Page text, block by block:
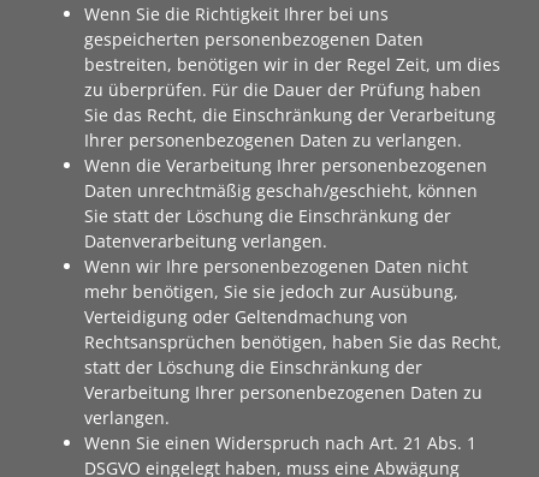
Wenn Sie die Richtigkeit Ihrer bei uns
gespeicherten personenbezogenen Daten
bestreiten, benötigen wir in der Regel Zeit, um dies
zu überprüfen. Für die Dauer der Prüfung haben
Sie das Recht, die Einschränkung der Verarbeitung
Ihrer personenbezogenen Daten zu verlangen.
Wenn die Verarbeitung Ihrer personenbezogenen
Daten unrechtmäßig geschah/geschieht, können
Sie statt der Löschung die Einschränkung der
Datenverarbeitung verlangen.
Wenn wir Ihre personenbezogenen Daten nicht
mehr benötigen, Sie sie jedoch zur Ausübung,
Verteidigung oder Geltendmachung von
Rechtsansprüchen benötigen, haben Sie das Recht,
statt der Löschung die Einschränkung der
Verarbeitung Ihrer personenbezogenen Daten zu
verlangen.
Wenn Sie einen Widerspruch nach Art. 21 Abs. 1
DSGVO eingelegt haben, muss eine Abwägung